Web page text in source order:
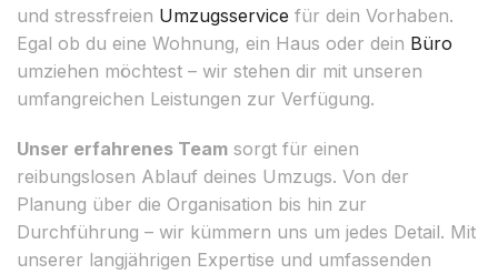
und stressfreien Umzugsservice für dein Vorhaben.
Egal ob du eine Wohnung, ein Haus oder dein Büro
umziehen möchtest – wir stehen dir mit unseren
umfangreichen Leistungen zur Verfügung.
Unser erfahrenes Team sorgt für einen
reibungslosen Ablauf deines Umzugs. Von der
Planung über die Organisation bis hin zur
Durchführung – wir kümmern uns um jedes Detail. Mit
unserer langjährigen Expertise und umfassenden